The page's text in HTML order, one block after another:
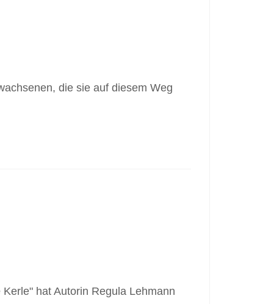
die sie auf diesem Weg
hat Autorin Regula Lehmann